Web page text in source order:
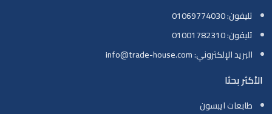
تليفون: 01069774030
تليفون: 01001782310
البريد الإلكتروني: info@trade-house.com
الأكثر بحثا
طابعات ايبسون